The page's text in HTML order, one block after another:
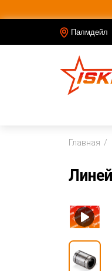
Палмдейл
Главная